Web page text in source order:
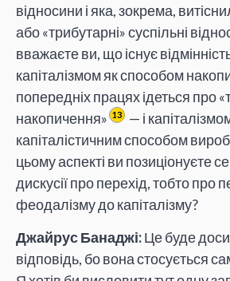
відносини і яка, зокрема,
або «трибутарні» суспільні
вважаєте ви, що існує
капіталізмом як способом
попередніх працях ідеться про
накопичення» 13
— і
капіталістичним способом
цьому аспекті ви позиціонуєте
дискусії про перехід, тобто про
феодалізму до капіталізму?
Джайрус Банаджі:Це буде
відповідь, бо вона стосується